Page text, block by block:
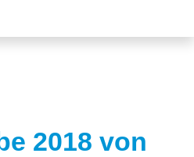
2018 von